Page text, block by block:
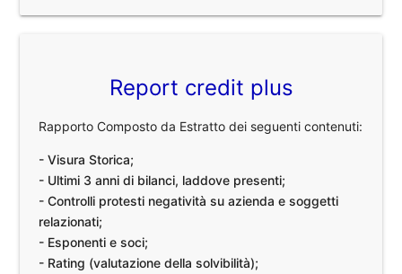
Report credit plus
Rapporto Composto da Estratto dei seguenti contenuti:
- Visura Storica;
- Ultimi 3 anni di bilanci, laddove presenti;
- Controlli protesti negatività su azienda e soggetti
relazionati;
- Esponenti e soci;
- Rating (valutazione della solvibilità);